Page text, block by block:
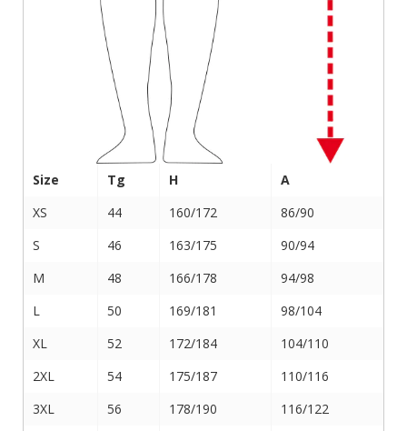
Size Tg H
A
XS
44 160/172
86/90
S
46 163/175
90/94
M
48 166/178
94/98
L
50 169/181
98/104
XL
52 172/184
104/110
2XL
54 175/187
110/116
3XL
56 178/190
116/122